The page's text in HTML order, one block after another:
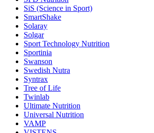
SiS (Science in Sport)
SmartShake
Solaray
Solgar
Sport Technology Nutrition
Sportinia
Swanson
Swedish Nutra
Syntrax
Tree of Life
Twinlab
Ultimate Nutrition
Universal Nutrition
VAMP